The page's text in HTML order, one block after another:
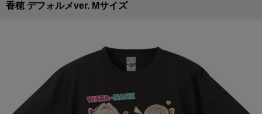
香穂 デフォルメver. Mサイズ